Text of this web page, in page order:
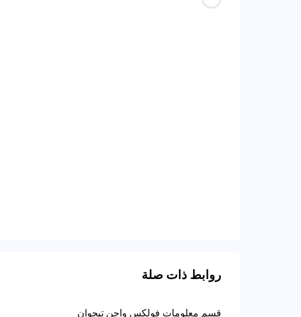
روابط ذات صلة
قسم معلومات فولكس واجن تيجوان